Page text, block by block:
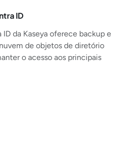
ID
da Kaseya oferece backup e
de objetos de diretório
o acesso aos principais